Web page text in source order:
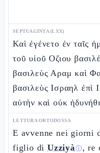
SEPTUAGINTA (LXX)
Καὶ ἐγένετο ἐν ταῖς
τοῦ υἱοῦ Οζιου
βασιλεὺς Αραμ καὶ
βασιλεὺς Ισραηλ ἐπὶ
αὐτὴν καὶ οὐκ
LETTURA ORTODOSSA
E avvenne nei giorni
figlio di Uzziyàⓘ, re